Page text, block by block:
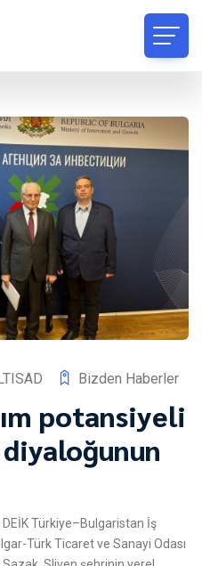
Bizden Haberler
potansiyeli
Türkiye–Bulgaristan İş
Türk Ticaret ve Sanayi Odası